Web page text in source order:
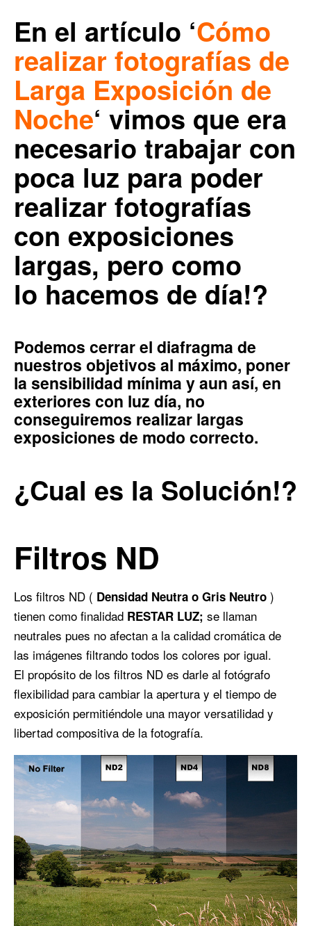
En el artículo ‘Cómo
realizar fotografías de
Larga Exposición de
Noche‘ vimos que era
necesario trabajar con
poca luz para poder
realizar fotografías
con exposiciones
largas, pero como
lo hacemos de día!?
Podemos cerrar el diafragma de
nuestros objetivos al máximo, poner
la sensibilidad mínima y aun así, en
exteriores con luz día, no
conseguiremos realizar largas
exposiciones de modo correcto.
¿Cual es la Solución!?
Filtros ND
Los filtros ND ( Densidad Neutra o Gris Neutro )
tienen como finalidad RESTAR LUZ; se llaman
neutrales pues no afectan a la calidad cromática de
las imágenes filtrando todos los colores por igual.
El propósito de los filtros ND es darle al fotógrafo
flexibilidad para cambiar la apertura y el tiempo de
exposición permitiéndole una mayor versatilidad y
libertad compositiva de la fotografía.